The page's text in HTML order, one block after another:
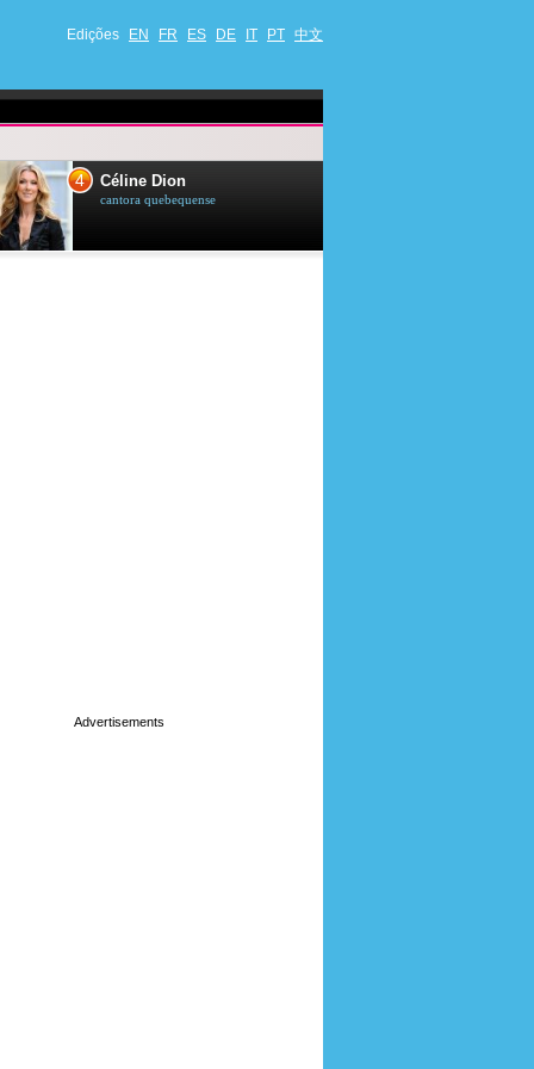
Edições EN FR ES DE IT PT 中文
4 Céline Dion
cantora quebequense